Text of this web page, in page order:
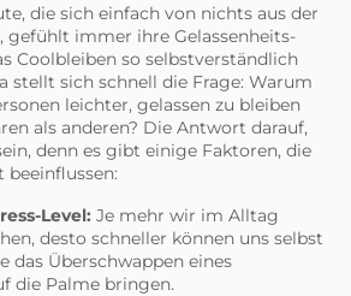
die sich einfach von nichts aus der
gefühlt immer ihre Gelassenheits-
Coolbleiben so selbstverständlich
stellt sich schnell die Frage: Warum
leichter, gelassen zu bleiben
als anderen? Die Antwort darauf,
denn es gibt einige Faktoren, die
beeinflussen:
Level: Je mehr wir im Alltag
desto schneller können uns selbst
das Überschwappen eines
die Palme bringen.